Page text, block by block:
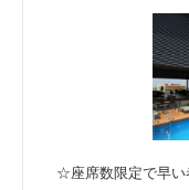
☆座席数限定で早